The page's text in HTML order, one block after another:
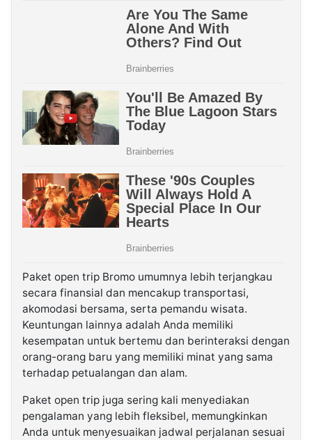
Paket open trip Bromo umumnya lebih terjangkau
secara finansial dan mencakup transportasi,
akomodasi bersama, serta pemandu wisata.
Keuntungan lainnya adalah Anda memiliki
kesempatan untuk bertemu dan berinteraksi dengan
orang-orang baru yang memiliki minat yang sama
terhadap petualangan dan alam.
Paket open trip juga sering kali menyediakan
pengalaman yang lebih fleksibel, memungkinkan
Anda untuk menyesuaikan jadwal perjalanan sesuai